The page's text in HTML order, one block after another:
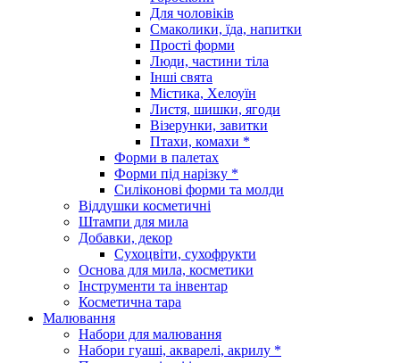
Для чоловіків
Смаколики, їда, напитки
Прості форми
Люди, частини тіла
Інші свята
Містика, Хелоуїн
Листя, шишки, ягоди
Візерунки, завитки
Птахи, комахи *
Форми в палетах
Форми під нарізку *
Силіконові форми та молди
Віддушки косметичні
Штампи для мила
Добавки, декор
Сухоцвіти, сухофрукти
Основа для мила, косметики
Інструменти та інвентар
Косметична тара
Малювання
Набори для малювання
Набори гуаші, акварелі, акрилу *